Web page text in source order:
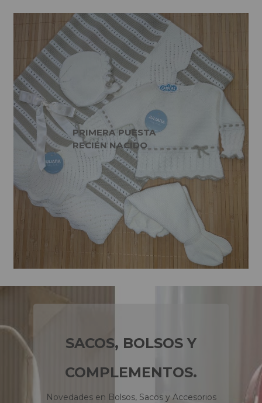
PRIMERA PUESTA
RECIÉN NACIDO
SACOS, BOLSOS Y
COMPLEMENTOS.
Novedades en Bolsos, Sacos y Accesorios